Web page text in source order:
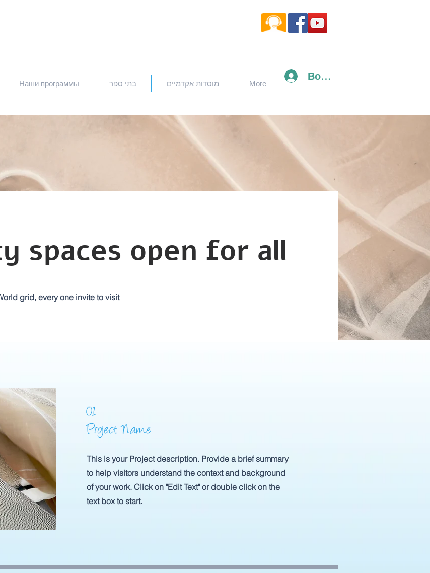
Войти
Наши программы בתי ספר מוסדות אקדמיים More
spaces open for all
grid, every one invite to visit
01
Project Name
This is your Project description. Provide a brief summary
to help visitors understand the context and background
of your work. Click on "Edit Text" or double click on the
text box to start.